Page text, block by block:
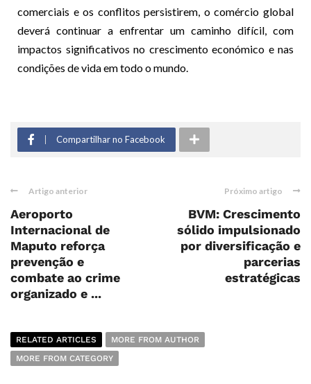
comerciais e os conflitos persistirem, o comércio global
deverá continuar a enfrentar um caminho difícil, com
impactos significativos no crescimento económico e nas
condições de vida em todo o mundo.
Compartilhar no Facebook
Artigo anterior
Aeroporto
Internacional de
Maputo reforça
prevenção e
combate ao crime
organizado e ...
Próximo artigo
BVM: Crescimento
sólido impulsionado
por diversificação e
parcerias
estratégicas
RELATED ARTICLES
MORE FROM AUTHOR
MORE FROM CATEGORY